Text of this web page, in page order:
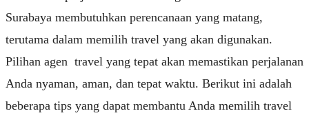
Surabaya membutuhkan perencanaan yang matang,
terutama dalam memilih travel yang akan digunakan.
Pilihan agen travel yang tepat akan memastikan perjalanan
Anda nyaman, aman, dan tepat waktu. Berikut ini adalah
beberapa tips yang dapat membantu Anda memilih travel